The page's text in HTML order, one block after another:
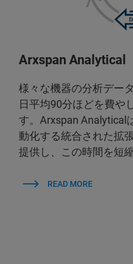
Arxspan Analytical
様々な機器の分析デー
日平均90分ほどを費や
す。Arxspan Analytical
動化する統合された拡
提供し、この時間を短
READ MORE